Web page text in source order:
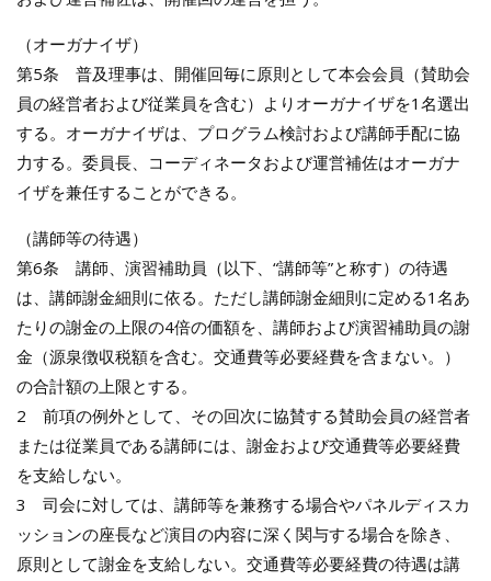
（オーガナイザ）
第5条 普及理事は、開催回毎に原則として本会会員（賛助会
員の経営者および従業員を含む）よりオーガナイザを1名選出
する。オーガナイザは、プログラム検討および講師手配に協
力する。委員長、コーディネータおよび運営補佐はオーガナ
イザを兼任することができる。
（講師等の待遇）
第6条 講師、演習補助員（以下、“講師等”と称す）の待遇
は、講師謝金細則に依る。ただし講師謝金細則に定める1名あ
たりの謝金の上限の4倍の価額を、講師および演習補助員の謝
金（源泉徴収税額を含む。交通費等必要経費を含まない。）
の合計額の上限とする。
2 前項の例外として、その回次に協賛する賛助会員の経営者
または従業員である講師には、謝金および交通費等必要経費
を支給しない。
3 司会に対しては、講師等を兼務する場合やパネルディスカ
ッションの座長など演目の内容に深く関与する場合を除き、
原則として謝金を支給しない。交通費等必要経費の待遇は講